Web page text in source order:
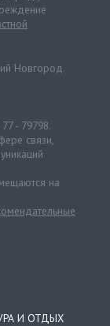
Новгород.
- 79798.
связи,
на
И ОТДЫХ